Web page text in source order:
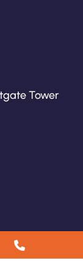
Tower